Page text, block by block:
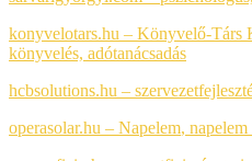
konyvelotars.hu – Könyvelő-Társ
könyvelés, adótanácsadás
hcbsolutions.hu –
operasolar.hu – Napelem,